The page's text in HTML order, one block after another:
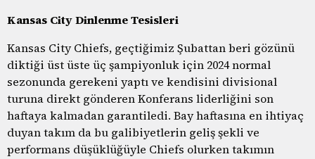
Kansas City Dinlenme Tesisleri
Kansas City Chiefs, geçtiğimiz Şubattan beri gözünü
diktiği üst üste üç şampiyonluk için 2024 normal
sezonunda gerekeni yaptı ve kendisini divisional
turuna direkt gönderen Konferans liderliğini son
haftaya kalmadan garantiledi. Bay haftasına en ihtiyaç
duyan takım da bu galibiyetlerin geliş şekli ve
performans düşüklüğüyle Chiefs olurken takımın